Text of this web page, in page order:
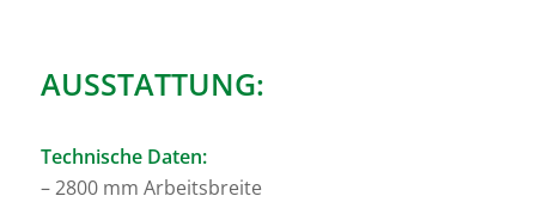
AUSSTATTUNG:
Technische Daten:
– 2800 mm Arbeitsbreite